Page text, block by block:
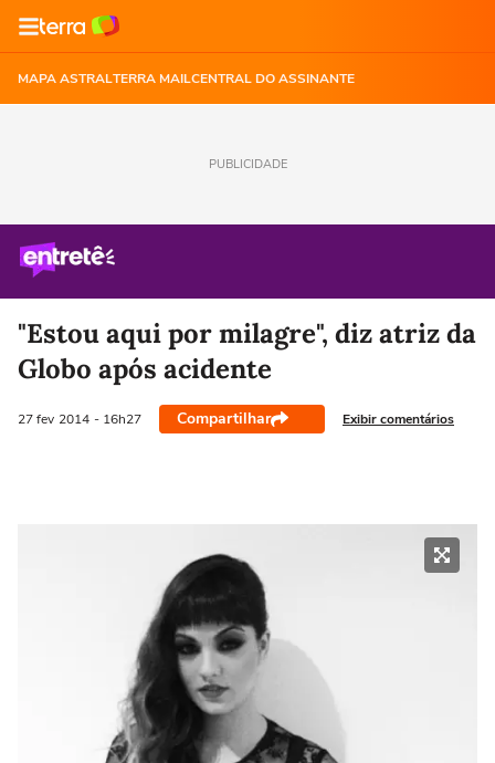
MAPA ASTRALTERRA MAILCENTRAL DO ASSINANTE
PUBLICIDADE
"Estou aqui por milagre", diz atriz da
Globo após acidente
27 fev 2014 - 16h27 Compartilhar Exibir comentários